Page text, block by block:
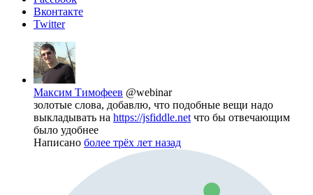
Вконтакте
Twitter
Максим Тимофеев @webinar
золотые слова, добавлю, что подобные вещи надо
выкладывать на https://jsfiddle.net что бы отвечающим
было удобнее
Написано более трёх лет назад